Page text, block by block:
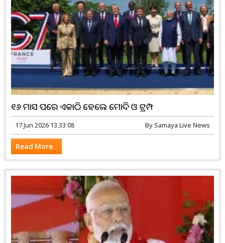
୧୬ ମାସ ପରେ ଏକାଠି ହେଲେ ମୋଦି ଓ ଟ୍ରମ୍ପ
17 Jun 2026 13:33:08 BySamaya Live News
Read More...